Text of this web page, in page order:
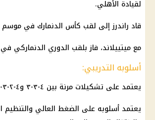
لقيادة الأهلي.
قاد راندرز إلى لقب كأس الدنمارك في موسم ٢٠٢٠/٢١.
مع ميتييلاند، فاز بلقب الدوري الدنماركي في موسم
أسلوبه التدريبي:
يعتمد على تشكيلات مرنة بين ٤-٣-٣ و٤-٢-٣-١.
يعتمد أسلوبه على الضغط العالي والتنظيم